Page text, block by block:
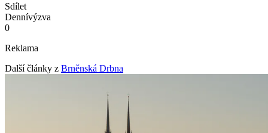
Sdílet
Dennívýzva
0
Reklama
Další články z Brněnská Drbna